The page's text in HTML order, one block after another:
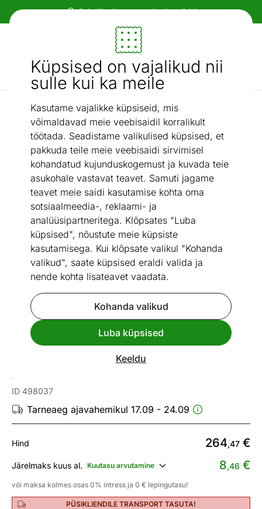
Küpsised on vajalikud nii
sulle kui ka meile
Kasutame vajalikke küpsiseid, mis
võimaldavad meie veebisaidil korralikult
töötada. Seadistame valikulised küpsised, et
pakkuda teile meie veebisaidi sirvimisel
kohandatud kujunduskogemust ja kuvada teie
asukohale vastavat teavet. Samuti jagame
teavet meie saidi kasutamise kohta oma
sotsiaalmeedia-, reklaami- ja
analüüsipartneritega. Klõpsates "Luba
küpsised", nõustute meie küpsiste
kasutamisega. Kui klõpsate valikul "Kohanda
valikud", saate küpsised eraldi valida ja
nende kohta lisateavet vaadata.
Kohanda valikud
Luba küpsised
Keeldu
Paindlikud ja mugavad makseviisid!
Mööbel ja sisustus - ON24
Otsi...
AI otsing
Kirjutuslauad / Kirjutuslaud Emmik
Vaata sarnaseid
Kirjutuslaud Emmik
ID 498037
Tarneaeg ajavahemikul 17.09 - 24.09
Hind 264,47 €
Järelmaks kuus al. Kuutasu arvutamine 8,46 €
või maksa kolmes osas 0% intress ja 0 € lepingutasu!
PÜSIKLIENDILE TRANSPORT TASUTA!